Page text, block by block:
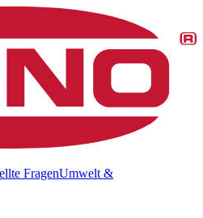
FragenUmwelt &